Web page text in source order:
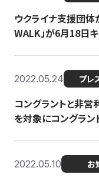
ウクライナ支援団体
WALK」が6月18日キ
2022.05.24 プレ
コングラントと非
を対象にコングラン
2022.05.10 お